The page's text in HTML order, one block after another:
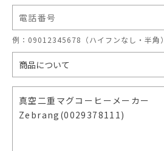
例：09012345678（ハイフンなし・半角）